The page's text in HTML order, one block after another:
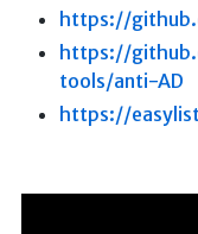
https://
https://
tools/anti-AD
https://